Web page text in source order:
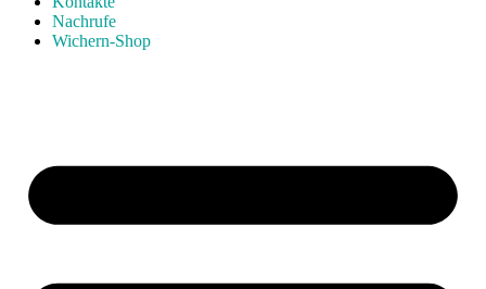
Nachrufe
Wichern-Shop